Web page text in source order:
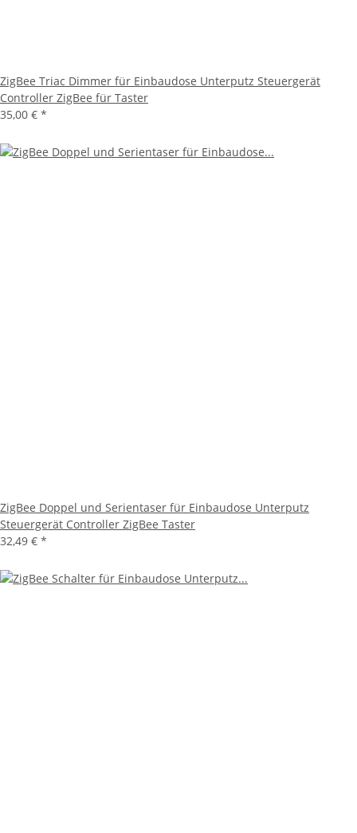
ZigBee Triac Dimmer für Einbaudose Unterputz Steuergerät
Controller ZigBee für Taster
35,00 € *
ZigBee Doppel und Serientaser für Einbaudose Unterputz
Steuergerät Controller ZigBee Taster
32,49 € *